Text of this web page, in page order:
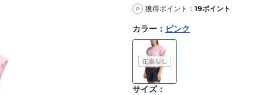
P 獲得ポイント： 19ポイント
カラー ： ピンク
サイズ：